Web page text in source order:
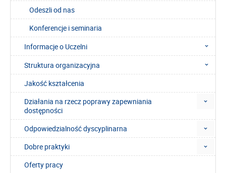
Odeszli od nas
Konferencje i seminaria
Informacje o Uczelni
Struktura organizacyjna
Jakość kształcenia
Działania na rzecz poprawy zapewniania
dostępności
Odpowiedzialność dyscyplinarna
Dobre praktyki
Oferty pracy